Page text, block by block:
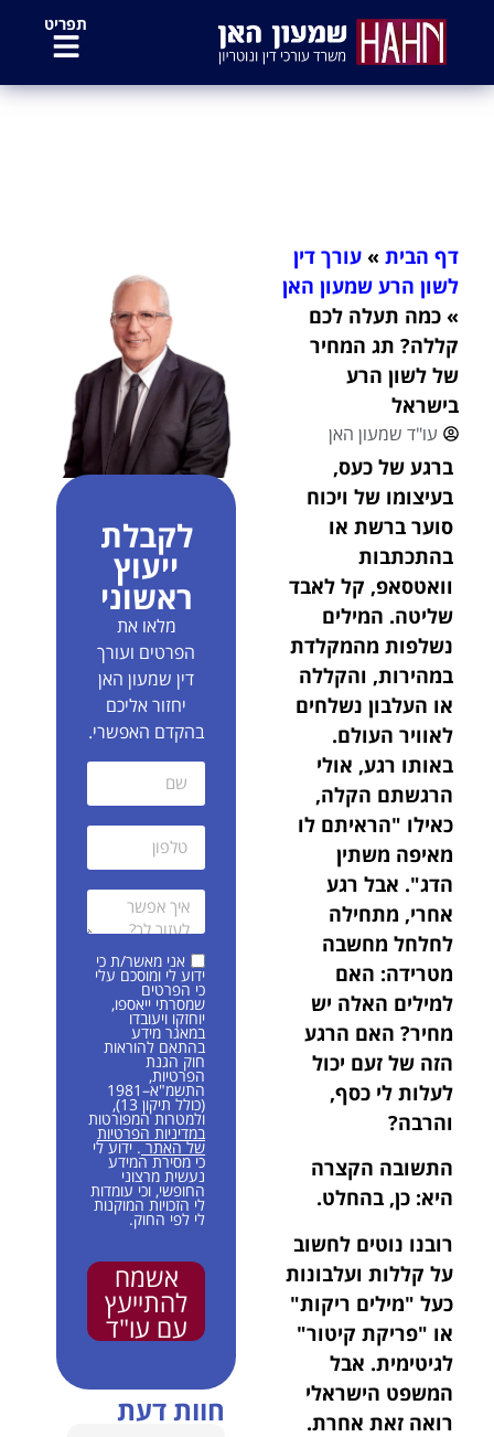
תפריט
דף הבית »עורך דין
לשון הרע שמעון האן
»כמה תעלה לכם
קללה? תג המחיר
של לשון הרע
בישראל
עו"ד שמעון האן
ברגע של כעס,
בעיצומו של ויכוח
סוער ברשת או
בהתכתבות
וואטסאפ, קל לאבד
שליטה. המילים
נשלפות מהמקלדת
במהירות, והקללה
או העלבון נשלחים
לאוויר העולם.
באותו רגע, אולי
הרגשתם הקלה,
כאילו "הראיתם לו
מאיפה משתין
הדג". אבל רגע
אחרי, מתחילה
לחלחל מחשבה
מטרידה: האם
למילים האלה יש
מחיר? האם הרגע
הזה של זעם יכול
לעלות לי כסף,
והרבה?
התשובה הקצרה
היא: כן, בהחלט.
רובנו נוטים לחשוב
על קללות ועלבונות
כעל "מילים ריקות"
או "פריקת קיטור"
לגיטימית. אבל
המשפט הישראלי
רואה זאת אחרת.
לקבלת
ייעוץ
ראשוני
מלאו את
הפרטים ועורך
דין שמעון האן
יחזור אליכם
בהקדם האפשרי.
אני מאשר/ת כי
ידוע לי ומוסכם עלי
כי הפרטים
שמסרתי ייאספו,
יוחזקו ויעובדו
במאגר מידע
בהתאם להוראות
חוק הגנת
הפרטיות,
התשמ"א–1981
(כולל תיקון 13),
ולמטרות המפורטות
במדיניות הפרטיות
של האתר. ידוע לי
כי מסירת המידע
נעשית מרצוני
החופשי, וכי עומדות
לי הזכויות המוקנות
לי לפי החוק.
אשמח
להתייעץ
עם עו"ד
חוות דעת